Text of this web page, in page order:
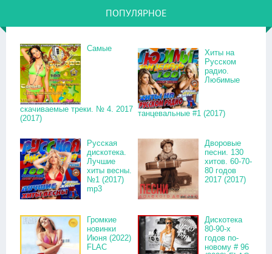
ПОПУЛЯРНОЕ
Самые
скачиваемые треки. № 4. 2017
(2017)
Хиты на
Русском
радио.
Любимые
танцевальные #1 (2017)
Русская
дискотека.
Лучшие
хиты весны.
№1 (2017)
mp3
Дворовые
песни. 130
хитов. 60-70-
80 годов
2017 (2017)
Громкие
новинки
Июня (2022)
FLAC
Дискотека
80-90-х
годов по-
новому # 96